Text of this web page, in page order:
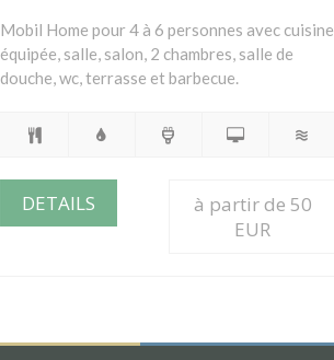
Mobil Home pour 4 à 6 personnes avec cuisine
équipée, salle, salon, 2 chambres, salle de
douche, wc, terrasse et barbecue.
DETAILS
à partir de 50
EUR